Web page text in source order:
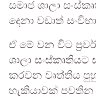
සමාජ ශාලා
දෙනා වඩාත්
ඒ මේ වන විට
ශාලා
කරවන වෘත්තීය
හැකියාවක් පවතින